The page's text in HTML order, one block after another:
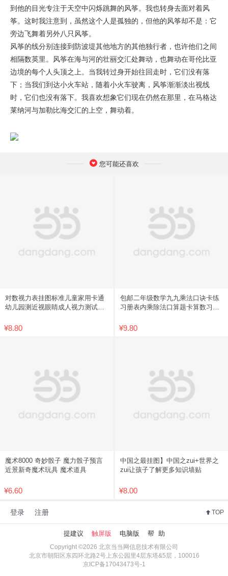
到他的目光专注于天空中闪烁跳舞的风筝。我也转身去面对着风
筝。这时我注意到，虽然这个人是孤独的，但他的风筝却不是：它
旁边飞舞着另外八只风筝。
风筝的线分别连接到防波堤其他地方的其他独行者，也许他们之间
相隔数英里。风筝在海与河的壮丽交汇处舞动，也舞动在哥伦比亚
边境的每个人头顶之上。当我转过身开始往回走时，它们没有落
下；当我们到达小火车站，随着小火车驶离，风筝渐渐淡出视线
时，它们也没有落下。我喜欢想象它们现在仍然在那里，在马格达
莱纳河与加勒比海交汇的上空，舞动着。
您可能还喜欢
对数视力表挂图标准儿童家用卡通
幼儿园测近视眼睛成人视力测试表
¥8.80
包邮二年级数学九九乘法口诀卡练
习册表内乘除法口算题卡算数习题
¥9.80
魔术8000 奇妙骰子 魔力骰子预言
近景新奇魔术玩具 魔术道具
¥6.60
中国之最挂图】中国之zui+世界之
zui让孩子了解更多知识墙贴
¥8.00
登录 注册 TOP
提建议 触屏版 电脑版 帮 助
Copyright ©2026 北京当当网信息技术有限公司
北京市朝阳区东四环北路2号上东公园里4层东塔&5层，100016
京ICP备17043473号-1